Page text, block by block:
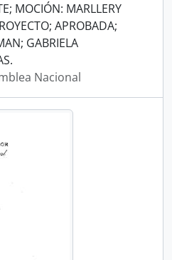
MOCIÓN: MARLLERY
APROBADA;
GABRIELA
Nacional